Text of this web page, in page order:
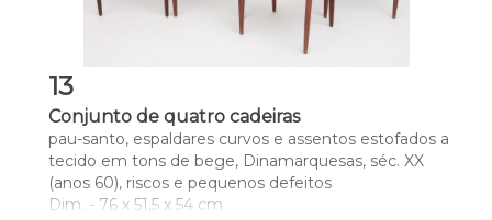
13
Conjunto de quatro cadeiras
pau-santo, espaldares curvos e assentos estofados a
tecido em tons de bege, Dinamarquesas, séc. XX
(anos 60), riscos e pequenos defeitos
Dim. - 76 x 51,5 x 54 cm